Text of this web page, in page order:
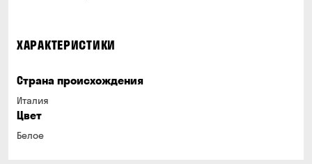
ХАРАКТЕРИСТИКИ
Страна происхождения
Италия
Цвет
Белое